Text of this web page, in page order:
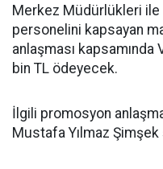
Merkez Müdürlükleri
personelini kapsayan
anlaşması kapsamında
bin TL ödeyecek.
İlgili promosyon
Mustafa Yılmaz